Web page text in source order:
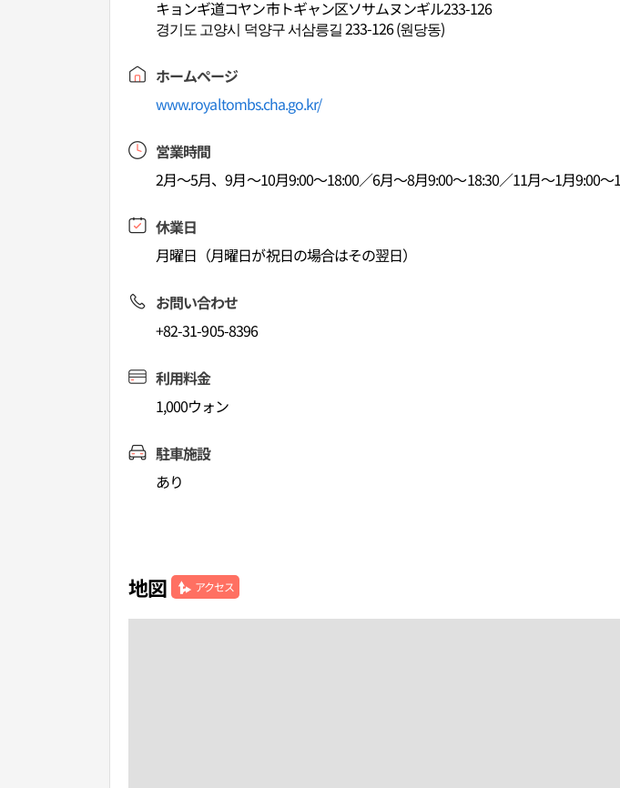
キョンギ道コヤン市トギャン区ソサムヌンギル233-126
경기도 고양시 덕양구 서삼릉길 233-126 (원당동)
ホームページ
www.royaltombs.cha.go.kr/
営業時間
2月～5月、9月～10月9:00～18:00／6月～8月9:00～18:30／11月～1月9:00～
休業日
月曜日（月曜日が祝日の場合はその翌日）
お問い合わせ
+82-31-905-8396
利用料金
1,000ウォン
駐車施設
あり
地図 アクセス